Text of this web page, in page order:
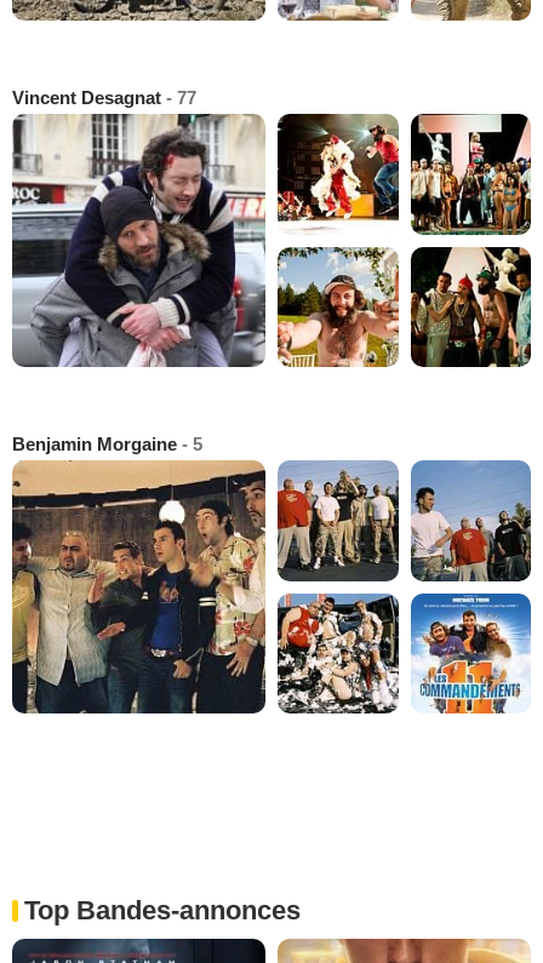
Vincent Desagnat - 77
Benjamin Morgaine - 5
Top Bandes-annonces